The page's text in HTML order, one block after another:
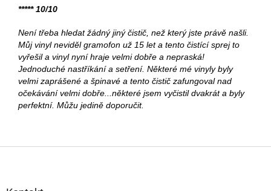
***** 10/10
Není třeba hledat žádný jiný čistič, než který jste právě našli.
Můj vinyl neviděl gramofon už 15 let a tento čistící sprej to
vyřešil a vinyl nyní hraje velmi dobře a nepraská!
Jednoduché nastříkání a setření. Některé mé vinyly byly
velmi zaprášené a špinavé a tento čistič zafungoval nad
očekávání velmi dobře...některé jsem vyčistil dvakrát a byly
perfektní. Můžu jedině doporučit.